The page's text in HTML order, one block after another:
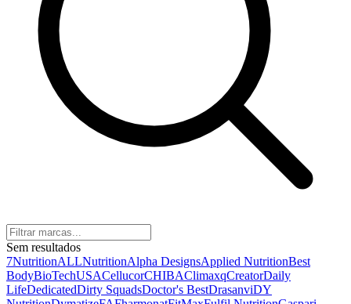
Sem resultados
7NutritionALLNutritionAlpha DesignsApplied NutritionBest
BodyBioTechUSACellucorCHIBAClimaxqCreatorDaily
LifeDedicatedDirty SquadsDoctor's BestDrasanviDY